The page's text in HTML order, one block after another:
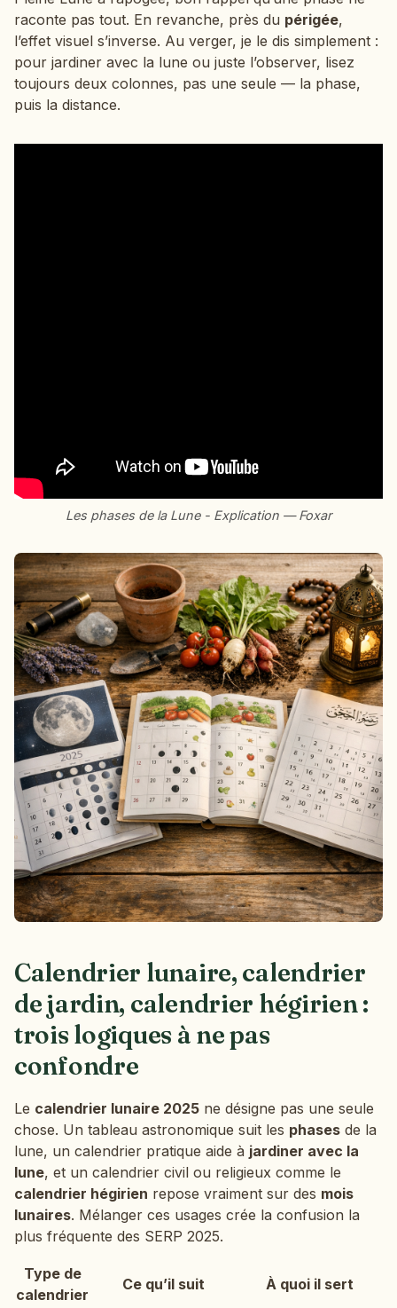
raconte pas tout. En revanche, près du périgée,
l’effet visuel s’inverse. Au verger, je le dis simplement :
pour jardiner avec la lune ou juste l’observer, lisez
toujours deux colonnes, pas une seule — la phase,
puis la distance.
Les phases de la Lune - Explication — Foxar
Calendrier lunaire, calendrier
de jardin, calendrier hégirien :
trois logiques à ne pas
confondre
Le calendrier lunaire 2025 ne désigne pas une seule
chose. Un tableau astronomique suit les phases de la
lune, un calendrier pratique aide à jardiner avec la
lune, et un calendrier civil ou religieux comme le
calendrier hégirien repose vraiment sur des mois
lunaires. Mélanger ces usages crée la confusion la
plus fréquente des SERP 2025.
Type de
calendrier
Ce qu’il suit À quoi il sert